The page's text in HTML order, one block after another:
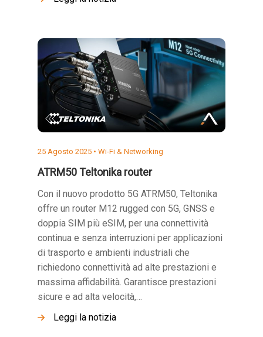
25 Agosto 2025 • Wi-Fi & Networking
ATRM50 Teltonika router
Con il nuovo prodotto 5G ATRM50, Teltonika
offre un router M12 rugged con 5G, GNSS e
doppia SIM più eSIM, per una connettività
continua e senza interruzioni per applicazioni
di trasporto e ambienti industriali che
richiedono connettività ad alte prestazioni e
massima affidabilità. Garantisce prestazioni
sicure e ad alta velocità,…
Leggi la notizia